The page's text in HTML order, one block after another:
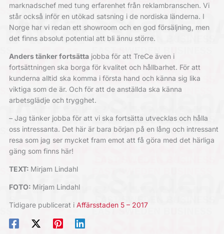
marknadschef med tung erfarenhet från reklambranschen. Vi
står också inför en utökad satsning i de nordiska länderna. I
Norge har vi redan ett showroom och en god försäljning, men
det finns absolut potential att bli ännu större.
Anders tänker fortsättajobba för att TreCe även i
fortsättningen ska borga för kvalitet och hållbarhet. För att
kunderna alltid ska komma i första hand och känna sig lika
viktiga som de är. Och för att de anställda ska känna
arbetsglädje och trygghet.
– Jag tänker jobba för att vi ska fortsätta utvecklas och hålla
oss intressanta. Det här är bara början på en lång och intressant
resa som jag ser mycket fram emot att få göra med det härliga
gäng som finns här!
TEXT: Mirjam Lindahl
FOTO: Mirjam Lindahl
Tidigare publicerat i Affärsstaden 5 – 2017